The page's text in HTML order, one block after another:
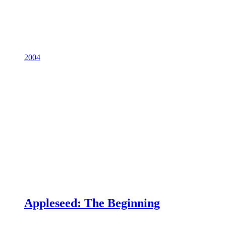
2004
Appleseed: The Beginning